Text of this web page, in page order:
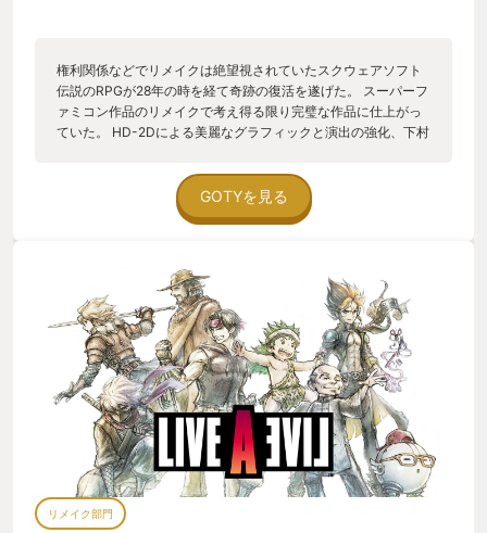
権利関係などでリメイクは絶望視されていたスクウェアソフト
伝説のRPGが28年の時を経て奇跡の復活を遂げた。 スーパーフ
ァミコン作品のリメイクで考え得る限り完璧な作品に仕上がっ
ていた。 HD-2Dによる美麗なグラフィックと演出の強化、下村
加等々、贅沢に進化している。 元がスーパーファミコン作品の
為、全体のボリュームは現代のゲームと比べると控えめではあ
るが、ボイスのおかげで世界観にどっぷりと浸る事が出来る。
よる粋な嘘だった。 ネタバレになるので詳しい言及は避ける
が、このサプライズによってライブアライブは28年を経て完璧
な作品となったと言える。 ファンの熱意のおかげでリメイクが
実現できたとの感謝をプロデューサーは述べていたが、28年間
推し続けることが出来るほどの魅力がこのゲームにはあるのだ
という事を皆さまにも伝わると嬉しい。 2022年は名作ゲームが
大量に発売されたのでGOTYの選出には本当に悩んだが、リメ
イク発表時の驚きとプレイ時の驚き、そして当時小学生だった
筆者が今でもゲーム大好きでいられるのは、もしかしたらライ
ブアライブのおかげかもしれないという思い出補正も込みで本
作を2022年のMY GOTYとさせていただく。 最後に関係者の皆
さまへ。リメイクしてくれて本当にありがとうございました。
全ゲーマーよ、MEGALOMANIAで熱く滾ろうぜ。
GOTYを見る
リメイク部門